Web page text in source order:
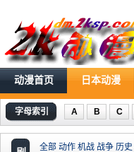
动漫首页 日本动漫
字母索引 A B C
全部 动作 机战 战争 历史